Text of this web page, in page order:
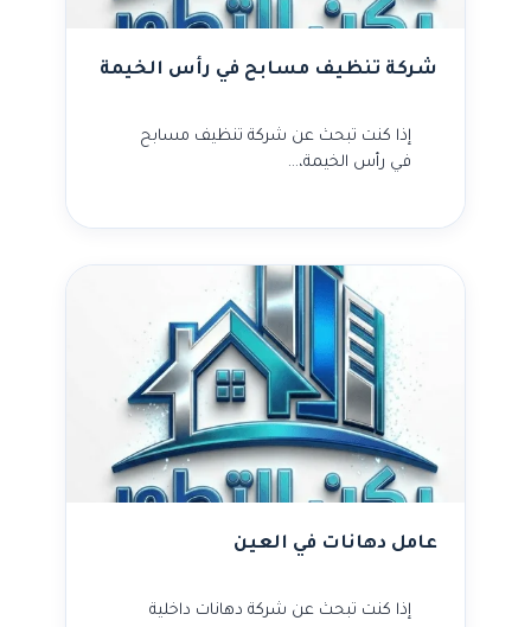
شركة تنظيف مسابح في رأس الخيمة
إذا كنت تبحث عن شركة تنظيف مسابح
في رأس الخيمة،…
عامل دهانات في العين
إذا كنت تبحث عن شركة دهانات داخلية